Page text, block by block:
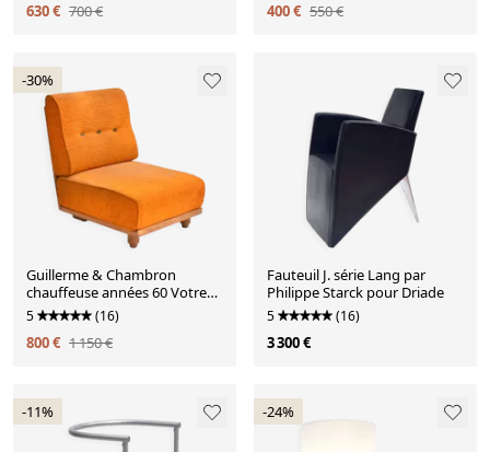
630 € 700 € 400 € 550 €
-30%
Guillerme & Chambron
chauffeuse années 60 Votre
Maison
5 (16)
800 € 1 150 €
Fauteuil J. série Lang par
Philippe Starck pour Driade
5 (16)
3 300 €
-11% -24%